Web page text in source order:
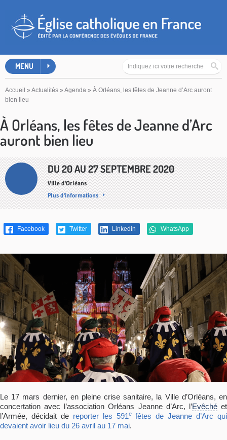
MENU
Accueil » Actualités » Agenda » À Orléans, les fêtes de Jeanne d’Arc auront
bien lieu
À Orléans, les fêtes de Jeanne d’Arc
auront bien lieu
DU20AU27 SEPTEMBRE 2020
Ville d'Orléans
Plus d'informations
Facebook Twitter Linkedin WhatsApp
Le 17 mars dernier, en pleine crise sanitaire, la Ville d’Orléans, en
concertation avec l’association Orléans Jeanne d’Arc, l’Evêchéet
l’Armée, décidait de reporter les 591efêtes de Jeanne d’Arc qui
devaient avoir lieu du 26 avril au 17 mai.